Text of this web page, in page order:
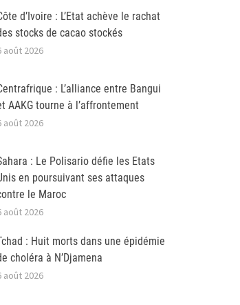
d’Ivoire : L’Etat achève le rachat
stocks de cacao stockés
août 2026
: L’alliance entre Bangui
AAKG tourne à l’affrontement
août 2026
: Le Polisario défie les Etats
en poursuivant ses attaques
le Maroc
août 2026
: Huit morts dans une épidémie
choléra à N’Djamena
août 2026